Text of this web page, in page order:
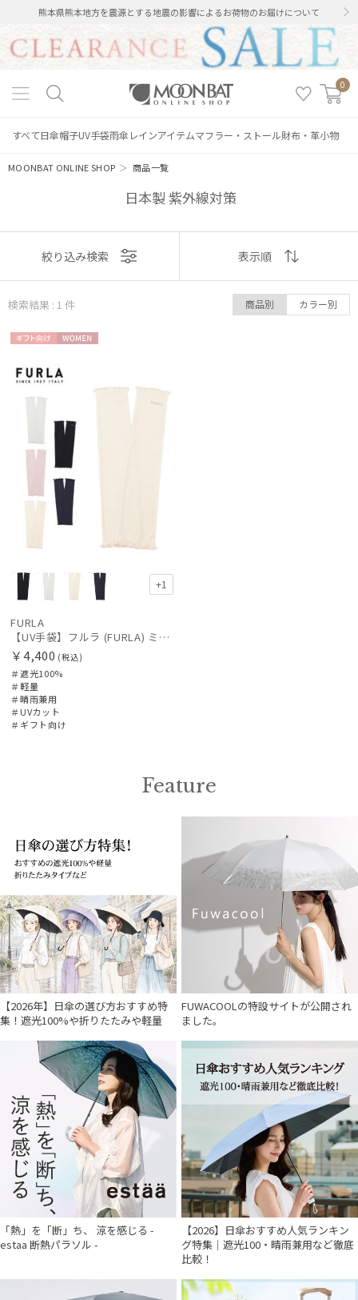
熊本県熊本地方を震源とする地震の影響によるお荷物のお届けについて
0
すべて日傘帽子UV手袋雨傘 レインアイテムマフラー・ストール財布・革小物
MOONBAT ONLINE SHOP ＞商品一覧
日本製 紫外線対策
レディース
カテゴリー
ブランド
傘機能
カラー
価格・割引率
在庫表示
表示
おすすめ
価格の高い
順
価格の低い
順
人気順
売上点数順
お気に入り
絞り込み検索 表示順
検索結果 : 1 件 商品別 カラー別
向け
N
+1
FURLA
【UV手袋】フルラ (FURLA) ミディアム ＵＶ手袋 フリル 指無し
￥4,400 (税込)
＃遮光100%
＃軽量
＃晴雨兼用
＃UVカット
＃ギフト向け
Feature
【2026年】日傘の選び方おすすめ特
集！遮光100%や折りたたみや軽量
FUWACOOLの特設サイトが公開され
ました。
「熱」を「断」ち、 涼を感じる -
estaa 断熱パラソル -
【2026】日傘おすすめ人気ランキン
グ特集｜遮光100・晴雨兼用など徹底
比較！